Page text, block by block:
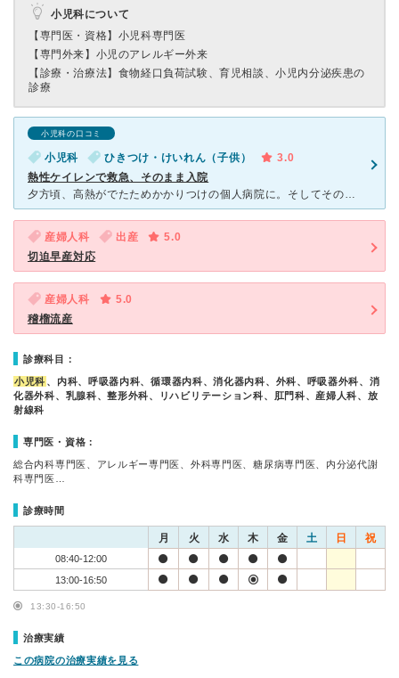
小児科について
【専門医・資格】 小児科専門医
【専門外来】 小児のアレルギー外来
【診療・治療法】 食物経口負荷試験、育児相談、小児内分泌疾患の
診療
小児科の口コミ
小児科 ひきつけ・けいれん（子供）
3.0
熱性ケイレンで救急、そのまま入院
夕方頃、高熱がでたためかかりつけの個人病院に。そしてその帰り道ケイレンを起こしたため、救急外来であるこちらの病院へ電話をしすぐに向かいました。 電話の対応やついてからの対応など含め迅速でしたが、救急
産婦人科 出産
5.0
切迫早産対応
産婦人科
5.0
稽榴流産
診療科目：
小児科 、内科、呼吸器内科、循環器内科、消化器内科、外科、呼吸器外科、消
化器外科、乳腺科、整形外科、リハビリテーション科、肛門科、産婦人科、放
射線科
専門医・資格：
総合内科専門医、アレルギー専門医、外科専門医、糖尿病専門医、内分泌代謝
科専門医…
診療時間
月 火 水 木 金 土 日 祝
08:40-12:00
13:00-16:50
13:30-16:50
治療実績
この病院の治療実績を見る